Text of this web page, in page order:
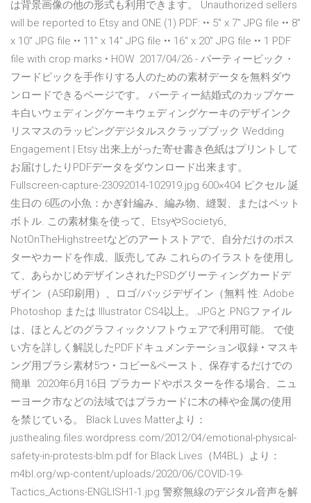
は背景画像の他の形式も利用できます。 Unauthorized sellers
will be reported to Etsy and ONE (1) PDF: •• 5" x 7" JPG file •• 8"
x 10" JPG file •• 11" x 14" JPG file •• 16" x 20" JPG file •• 1 PDF
file with crop marks • HOW 2017/04/26 - パーティーピック・
フードピックを手作りする人のための素材データを無料ダウ
ンロードできるページです。 パーティー結婚式のカップケー
キ白いウェディングケーキウェディングケーキのデザインク
リスマスのラッピングデジタルスクラップブック Wedding
Engagement | Etsy 出来上がった寄せ書き色紙はプリントして
お届けしたりPDFデータをダウンロード出来ます。
Fullscreen-capture-23092014-102919.jpg 600×404 ピクセル 誕
生日の 6匹の小魚：かぎ針編み、編み物、縫製、またはペット
ボトル. この素材集を使って、EtsyやSociety6、
NotOnTheHighstreetなどのアートストアで、自分だけのポス
ターやカードを作成、販売してみ これらのイラストを使用し
て、あらかじめデザインされたPSDグリーティングカードデ
ザイン（A5印刷用）、ロゴ/バッジデザイン（無料 性: Adobe
Photoshop または Illustrator CS4以上。.JPGと.PNGファイル
は、ほとんどのグラフィックソフトウェアで利用可能。 で使
い方を詳しく解説したPDFドキュメンテーション収録 • マスキ
ング用ブラシ素材5つ • コピー&ペースト、保存するだけでの
簡単 2020年6月16日 プラカードやポスターを作る場合、ニュ
ーヨーク市などの法域ではプラカードに木の棒や金属の使用
を禁じている。 Black Luves Matterより：
justhealing.files.wordpress.com/2012/04/emotional-physical-
safety-in-protests-blm.pdf for Black Lives（M4BL）より：
m4bl.org/wp-content/uploads/2020/06/COVID-19-
Tactics_Actions-ENGLISH1-1.jpg 警察無線のデジタル音声を解